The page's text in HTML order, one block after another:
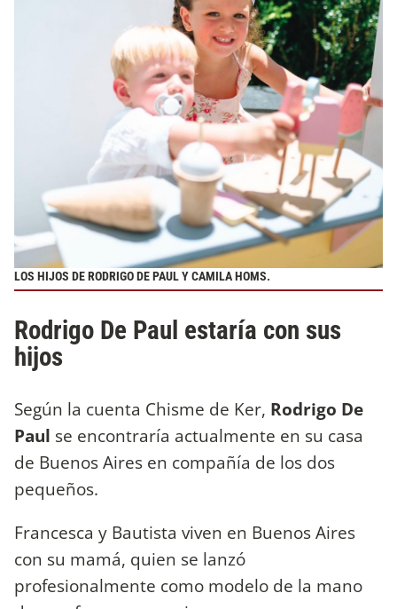
LOS HIJOS DE RODRIGO DE PAUL Y CAMILA HOMS.
Rodrigo De Paul estaría con sus
hijos
Según la cuenta Chisme de Ker, Rodrigo De
Paul se encontraría actualmente en su casa
de Buenos Aires en compañía de los dos
pequeños.
Francesca y Bautista viven en Buenos Aires
con su mamá, quien se lanzó
profesionalmente como modelo de la mano